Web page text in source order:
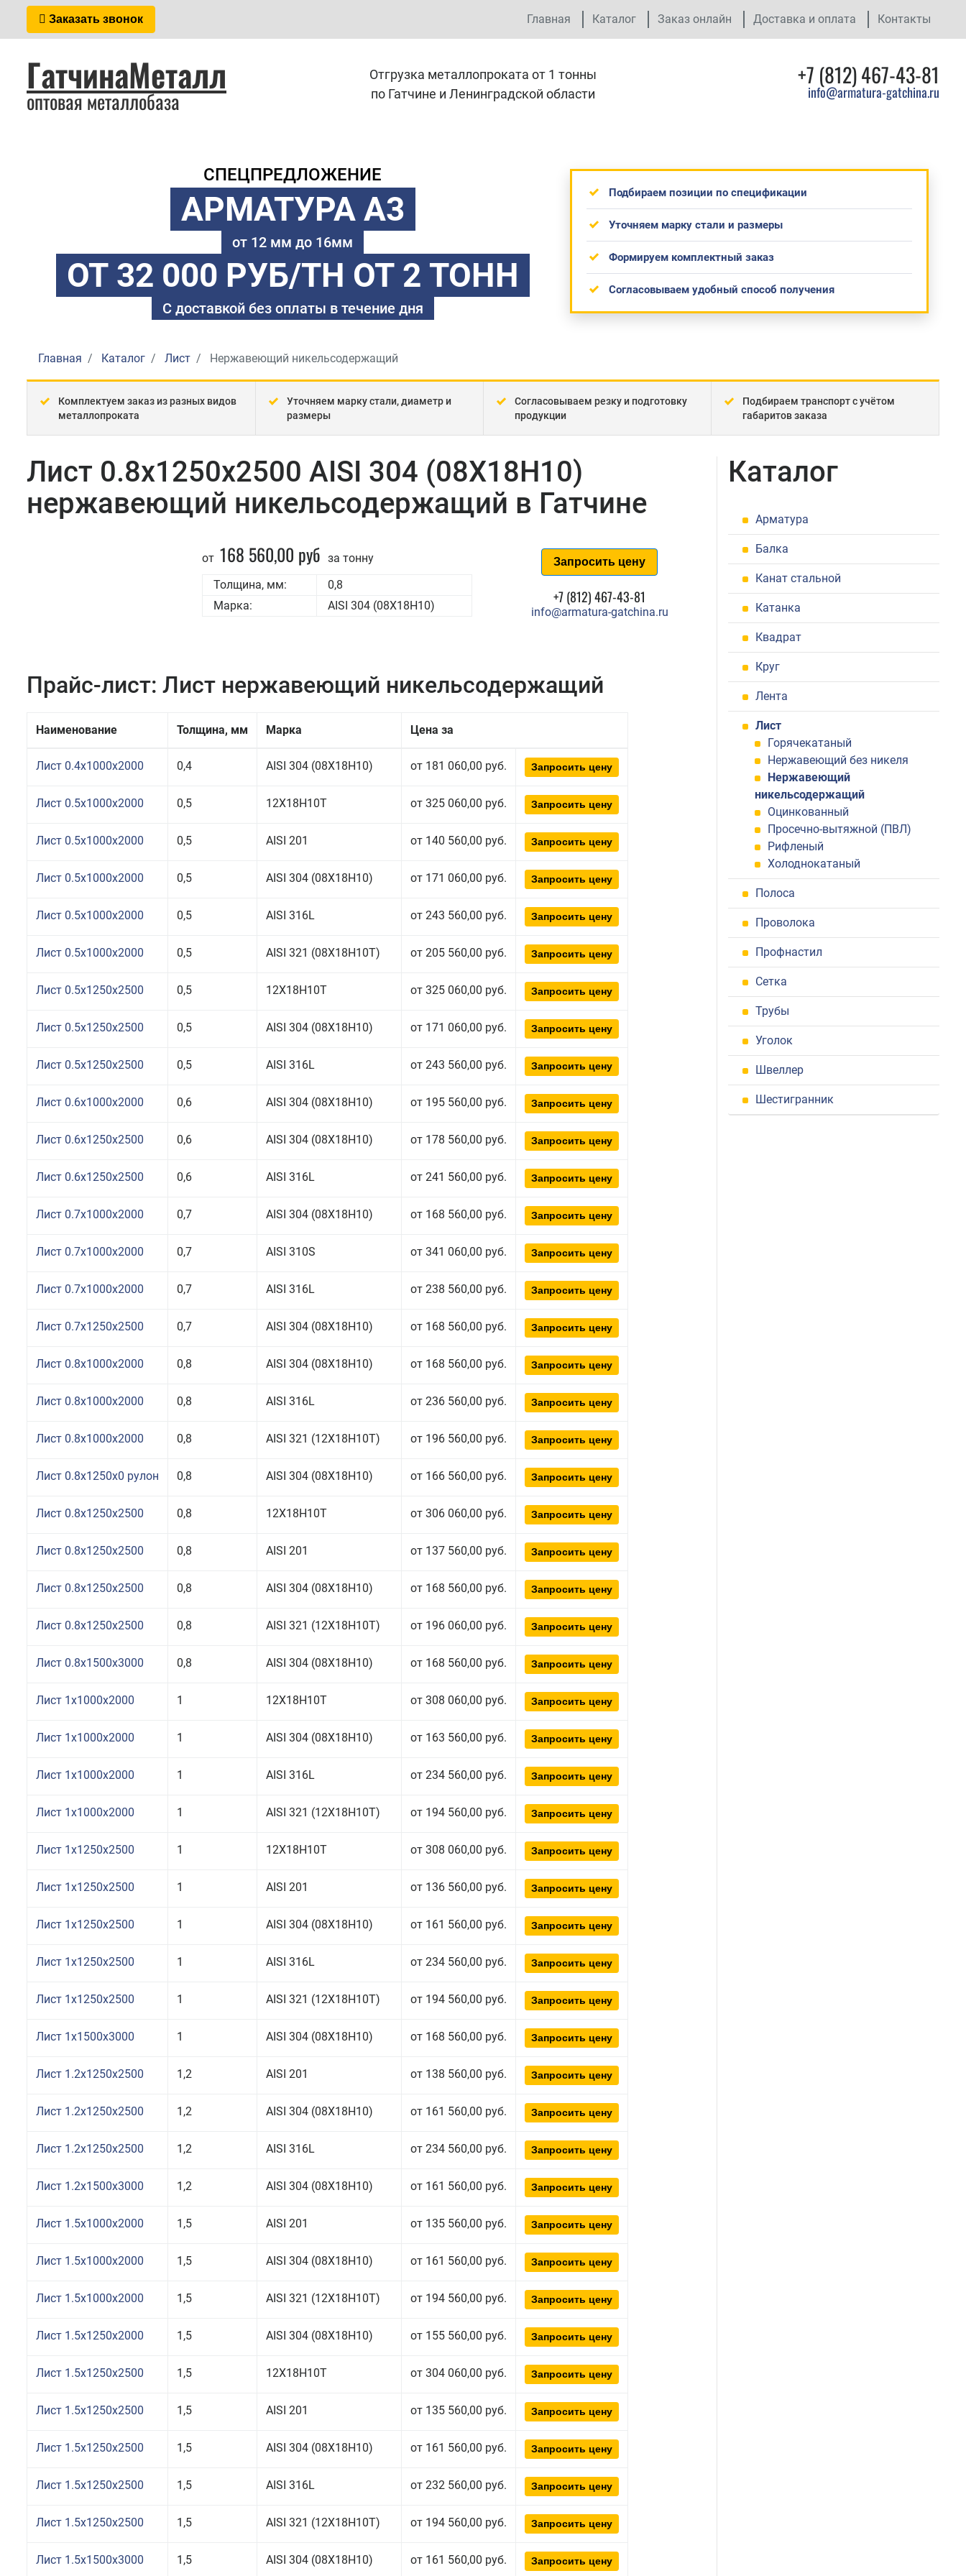
Заказать звонок Главная Каталог Заказ онлайн Доставка и оплата Контакты
ГатчинаМеталл
оптовая металлобаза
Отгрузка металлопроката от 1 тонны
по Гатчине и Ленинградской области
+7 (812) 467-43-81
info@armatura-gatchina.ru
СПЕЦПРЕДЛОЖЕНИЕ
АРМАТУРА А3
от 12 мм до 16мм
ОТ 32 000 РУБ/ТН ОТ 2 ТОНН
С доставкой без оплаты в течение дня
Подбираем позиции по спецификации
Уточняем марку стали и размеры
Формируем комплектный заказ
Согласовываем удобный способ получения
Главная Каталог Лист Нержавеющий никельсодержащий
Комплектуем заказ из разных видов
металлопроката
Уточняем марку стали, диаметр и
размеры
Согласовываем резку и подготовку
продукции
Подбираем транспорт с учётом
габаритов заказа
Лист 0.8x1250x2500 AISI 304 (08Х18Н10)
нержавеющий никельсодержащий в Гатчине
от 168 560,00 руб за тонну
Толщина, мм:
0,8
Марка:
AISI 304 (08Х18Н10)
Запросить цену
+7 (812) 467-43-81
info@armatura-gatchina.ru
Прайс-лист: Лист нержавеющий никельсодержащий
Наименование Толщина, мм Марка Цена за
Лист 0.4x1000x2000 0,4 AISI 304 (08Х18Н10) от 181 060,00 руб. Запросить цену
Лист 0.5x1000x2000 0,5 12Х18Н10Т от 325 060,00 руб. Запросить цену
Лист 0.5x1000x2000 0,5 AISI 201 от 140 560,00 руб. Запросить цену
Лист 0.5x1000x2000 0,5 AISI 304 (08Х18Н10) от 171 060,00 руб. Запросить цену
Лист 0.5x1000x2000 0,5 AISI 316L от 243 560,00 руб. Запросить цену
Лист 0.5x1000x2000 0,5 AISI 321 (08Х18Н10T) от 205 560,00 руб. Запросить цену
Лист 0.5x1250x2500 0,5 12Х18Н10Т от 325 060,00 руб. Запросить цену
Лист 0.5x1250x2500 0,5 AISI 304 (08Х18Н10) от 171 060,00 руб. Запросить цену
Лист 0.5x1250x2500 0,5 AISI 316L от 243 560,00 руб. Запросить цену
Лист 0.6x1000x2000 0,6 AISI 304 (08Х18Н10) от 195 560,00 руб. Запросить цену
Лист 0.6x1250x2500 0,6 AISI 304 (08Х18Н10) от 178 560,00 руб. Запросить цену
Лист 0.6x1250x2500 0,6 AISI 316L от 241 560,00 руб. Запросить цену
Лист 0.7x1000x2000 0,7 AISI 304 (08Х18Н10) от 168 560,00 руб. Запросить цену
Лист 0.7x1000x2000 0,7 AISI 310S от 341 060,00 руб. Запросить цену
Лист 0.7x1000x2000 0,7 AISI 316L от 238 560,00 руб. Запросить цену
Лист 0.7x1250x2500 0,7 AISI 304 (08Х18Н10) от 168 560,00 руб. Запросить цену
Лист 0.8x1000x2000 0,8 AISI 304 (08Х18Н10) от 168 560,00 руб. Запросить цену
Лист 0.8x1000x2000 0,8 AISI 316L от 236 560,00 руб. Запросить цену
Лист 0.8x1000x2000 0,8 AISI 321 (12Х18Н10Т) от 196 560,00 руб. Запросить цену
Лист 0.8x1250x0 рулон 0,8 AISI 304 (08Х18Н10) от 166 560,00 руб. Запросить цену
Лист 0.8x1250x2500 0,8 12Х18Н10Т от 306 060,00 руб. Запросить цену
Лист 0.8x1250x2500 0,8 AISI 201 от 137 560,00 руб. Запросить цену
Лист 0.8x1250x2500 0,8 AISI 304 (08Х18Н10) от 168 560,00 руб. Запросить цену
Лист 0.8x1250x2500 0,8 AISI 321 (12Х18Н10Т) от 196 060,00 руб. Запросить цену
Лист 0.8x1500x3000 0,8 AISI 304 (08Х18Н10) от 168 560,00 руб. Запросить цену
Лист 1x1000x2000 1 12Х18Н10Т от 308 060,00 руб. Запросить цену
Лист 1x1000x2000 1 AISI 304 (08Х18Н10) от 163 560,00 руб. Запросить цену
Лист 1x1000x2000 1 AISI 316L от 234 560,00 руб. Запросить цену
Лист 1x1000x2000 1 AISI 321 (12Х18Н10Т) от 194 560,00 руб. Запросить цену
Лист 1x1250x2500 1 12Х18Н10Т от 308 060,00 руб. Запросить цену
Лист 1x1250x2500 1 AISI 201 от 136 560,00 руб. Запросить цену
Лист 1x1250x2500 1 AISI 304 (08Х18Н10) от 161 560,00 руб. Запросить цену
Лист 1x1250x2500 1 AISI 316L от 234 560,00 руб. Запросить цену
Лист 1x1250x2500 1 AISI 321 (12Х18Н10Т) от 194 560,00 руб. Запросить цену
Лист 1x1500x3000 1 AISI 304 (08Х18Н10) от 168 560,00 руб. Запросить цену
Лист 1.2x1250x2500 1,2 AISI 201 от 138 560,00 руб. Запросить цену
Лист 1.2x1250x2500 1,2 AISI 304 (08Х18Н10) от 161 560,00 руб. Запросить цену
Лист 1.2x1250x2500 1,2 AISI 316L от 234 560,00 руб. Запросить цену
Лист 1.2x1500x3000 1,2 AISI 304 (08Х18Н10) от 161 560,00 руб. Запросить цену
Лист 1.5x1000x2000 1,5 AISI 201 от 135 560,00 руб. Запросить цену
Лист 1.5x1000x2000 1,5 AISI 304 (08Х18Н10) от 161 560,00 руб. Запросить цену
Лист 1.5x1000x2000 1,5 AISI 321 (12Х18Н10Т) от 194 560,00 руб. Запросить цену
Лист 1.5x1250x2000 1,5 AISI 304 (08Х18Н10) от 155 560,00 руб. Запросить цену
Лист 1.5x1250x2500 1,5 12Х18Н10Т от 304 060,00 руб. Запросить цену
Лист 1.5x1250x2500 1,5 AISI 201 от 135 560,00 руб. Запросить цену
Лист 1.5x1250x2500 1,5 AISI 304 (08Х18Н10) от 161 560,00 руб. Запросить цену
Лист 1.5x1250x2500 1,5 AISI 316L от 232 560,00 руб. Запросить цену
Лист 1.5x1250x2500 1,5 AISI 321 (12Х18Н10Т) от 194 560,00 руб. Запросить цену
Лист 1.5x1500x3000 1,5 AISI 304 (08Х18Н10) от 161 560,00 руб. Запросить цену
Каталог
Арматура
Балка
Канат стальной
Катанка
Квадрат
Круг
Лента
Лист
Горячекатаный
Нержавеющий без никеля
Нержавеющий
никельсодержащий
Оцинкованный
Просечно-вытяжной (ПВЛ)
Рифленый
Холоднокатаный
Полоса
Проволока
Профнастил
Сетка
Трубы
Уголок
Швеллер
Шестигранник